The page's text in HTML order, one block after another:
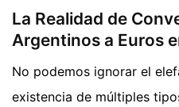
La Realidad de
Argentinos a Euros
No podemos ignorar el
existencia de múltiples